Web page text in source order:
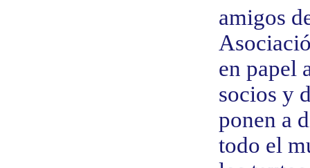
amigos
en papel
socios y
ponen a
todo el